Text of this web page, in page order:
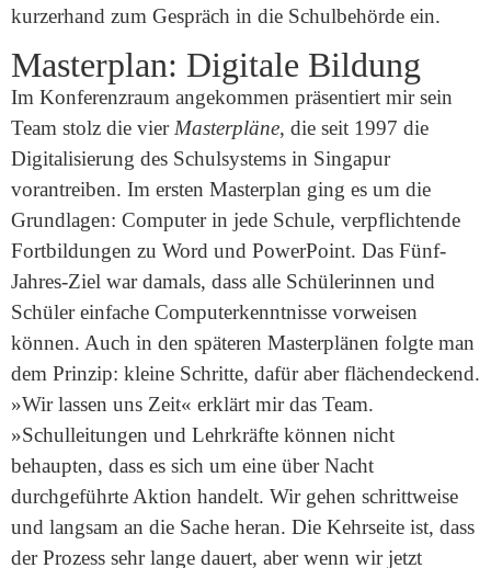
kurzerhand zum Gespräch in die Schulbehörde ein.
Masterplan: Digitale Bildung
Im Konferenzraum angekommen präsentiert mir sein
Team stolz die vier Masterpläne, die seit 1997 die
Digitalisierung des Schulsystems in Singapur
vorantreiben. Im ersten Masterplan ging es um die
Grundlagen: Computer in jede Schule, verpflichtende
Fortbildungen zu Word und PowerPoint. Das Fünf-
Jahres-Ziel war damals, dass alle Schülerinnen und
Schüler einfache Computerkenntnisse vorweisen
können. Auch in den späteren Masterplänen folgte man
dem Prinzip: kleine Schritte, dafür aber flächendeckend.
»Wir lassen uns Zeit« erklärt mir das Team.
»Schulleitungen und Lehrkräfte können nicht
behaupten, dass es sich um eine über Nacht
durchgeführte Aktion handelt. Wir gehen schrittweise
und langsam an die Sache heran. Die Kehrseite ist, dass
der Prozess sehr lange dauert, aber wenn wir jetzt